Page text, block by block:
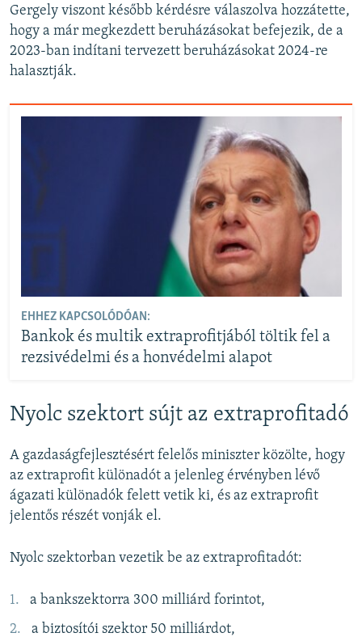
Gergely viszont később kérdésre válaszolva hozzátette,
hogy a már megkezdett beruházásokat befejezik, de a
2023-ban indítani tervezett beruházásokat 2024-re
halasztják.
EHHEZ KAPCSOLÓDÓAN:
Bankok és multik extraprofitjából töltik fel a
rezsivédelmi és a honvédelmi alapot
Nyolc szektort sújt az extraprofitadó
A gazdaságfejlesztésért felelős miniszter közölte, hogy
az extraprofit különadót a jelenleg érvényben lévő
ágazati különadók felett vetik ki, és az extraprofit
jelentős részét vonják el.
Nyolc szektorban vezetik be az extraprofitadót:
a bankszektorra 300 milliárd forintot,
a biztosítói szektor 50 milliárdot,